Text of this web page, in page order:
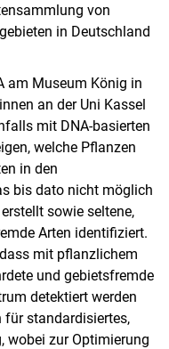
von
in Deutschland
am Museum König in
an der Uni Kassel
mit DNA-basierten
welche Pflanzen
in den
bis dato nicht möglich
sowie seltene,
Arten identifiziert.
mit pflanzlichem
und gebietsfremde
detektiert werden
für standardisiertes,
wobei zur Optimierung